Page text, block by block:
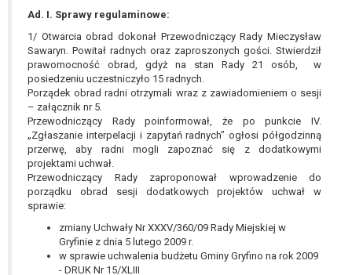
Ad. I. Sprawy regulaminowe:
1/ Otwarcia obrad dokonał Przewodniczący Rady Mieczysław
Sawaryn. Powitał radnych oraz zaproszonych gości. Stwierdził
prawomocność obrad, gdyż na stan Rady 21 osób, w
posiedzeniu uczestniczyło 15 radnych.
Porządek obrad radni otrzymali wraz z zawiadomieniem o sesji
– załącznik nr 5.
Przewodniczący Rady poinformował, że po punkcie IV.
„Zgłaszanie interpelacji i zapytań radnych” ogłosi półgodzinną
przerwę, aby radni mogli zapoznać się z dodatkowymi
projektami uchwał.
Przewodniczący Rady zaproponował wprowadzenie do
porządku obrad sesji dodatkowych projektów uchwał w
sprawie:
zmiany Uchwały Nr XXXV/360/09 Rady Miejskiej w
Gryfinie z dnia 5 lutego 2009 r.
w sprawie uchwalenia budżetu Gminy Gryfino na rok 2009
- DRUK Nr 15/XLIII
sprzeciwu, administrator nie może już
przetwarzać tych danych osobowych, chyba
że wykaże on istnienie ważnych prawnie
uzasadnionych podstaw do przetwarzania,
nadrzędnych wobec interesów, praw i
wolności osoby, której dane dotyczą, lub
podstaw do ustalenia, dochodzenia lub
obrony roszczeń.
W przypadku gdy przetwarzanie danych
osobowych odbywa się na podstawie zgody osoby
lit a RODO), przysługuje Pani/Panu prawo do
cofnięcia tej zgody w dowolnym momencie.
Cofnięcie to nie ma wpływu na zgodność